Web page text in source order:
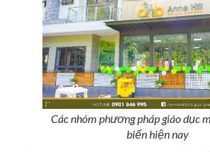
Các nhóm phương pháp giáo dục
biến hiện nay